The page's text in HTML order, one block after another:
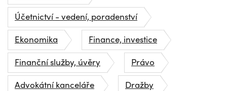
Účetnictví - vedení, poradenství
Ekonomika
Finance, investice
Finanční služby, úvěry
Právo
Advokátní kanceláře
Dražby